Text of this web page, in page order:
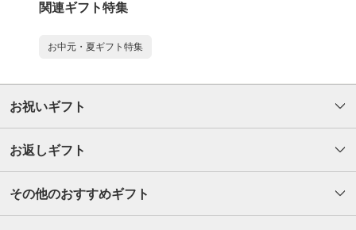
関連ギフト特集
お中元・夏ギフト特集
お祝いギフト
お返しギフト
その他のおすすめギフト